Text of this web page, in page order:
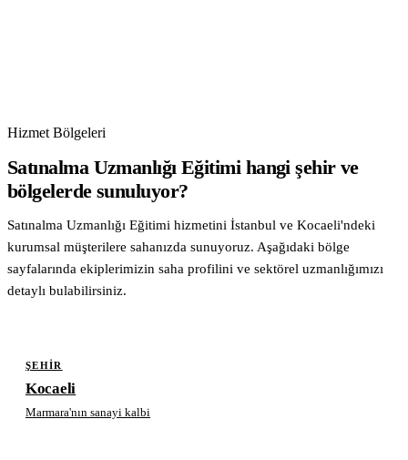
Hizmet Bölgeleri
Satınalma Uzmanlığı Eğitimi hangi şehir ve
bölgelerde sunuluyor?
Satınalma Uzmanlığı Eğitimi hizmetini İstanbul ve Kocaeli'ndeki
kurumsal müşterilere sahanızda sunuyoruz. Aşağıdaki bölge
sayfalarında ekiplerimizin saha profilini ve sektörel uzmanlığımızı
detaylı bulabilirsiniz.
ŞEHIR
Kocaeli
Marmara'nın sanayi kalbi